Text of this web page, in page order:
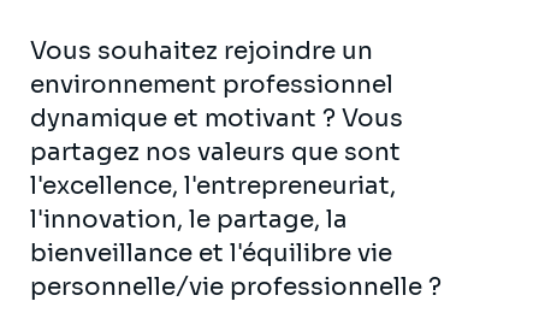
Vous souhaitez rejoindre un
environnement professionnel
dynamique et motivant ? Vous
partagez nos valeurs que sont
l'excellence, l'entrepreneuriat,
l'innovation, le partage, la
bienveillance et l'équilibre vie
personnelle/vie professionnelle ?